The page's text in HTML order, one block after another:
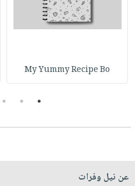
My Yummy Recipe Bo
1
2
3
عن نيل وفرات